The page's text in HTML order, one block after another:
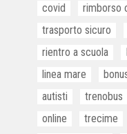
covid
rimborso
trasporto sicuro
rientro a scuola
linea mare
autisti
trenobus
online
trecime